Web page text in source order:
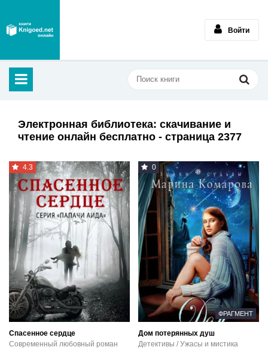
Войти
Электронная библиотека: скачивание и
чтение онлайн бесплатно - страница 2377
4.3
Спасенное сердце
Современный любовный роман
0
ФРАГМЕНТ
Дом потерянных душ
Детективы / Ужасы и мистика